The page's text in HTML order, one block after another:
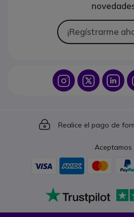
¡Regístrarme
Icon IconIcon
Icon
Realice el pago de
Aceptamos